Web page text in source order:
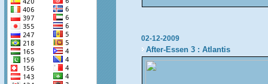
02-12-2009
After-Essen 3 : Atlantis